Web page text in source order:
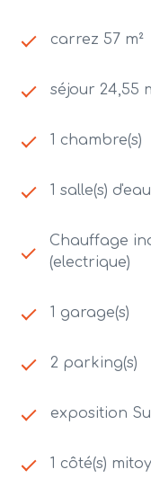
carrez 57 m²
séjour 24,55
1 chambre(s)
1 salle(s) d'eau
Chauffage
(electrique)
1 garage(s)
2 parking(s)
exposition
1 côté(s)